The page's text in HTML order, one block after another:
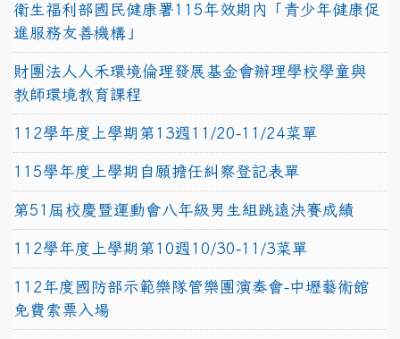
衛生福利部國民健康署115年效期內「青少年健康促
進服務友善機構」
財團法人人禾環境倫理發展基金會辦理學校學童與
教師環境教育課程
112學年度上學期第13週11/20-11/24菜單
115學年度上學期自願擔任糾察登記表單
第51屆校慶暨運動會八年級男生組跳遠決賽成績
112學年度上學期第10週10/30-11/3菜單
112年度國防部示範樂隊管樂團演奏會-中壢藝術館
免費索票入場